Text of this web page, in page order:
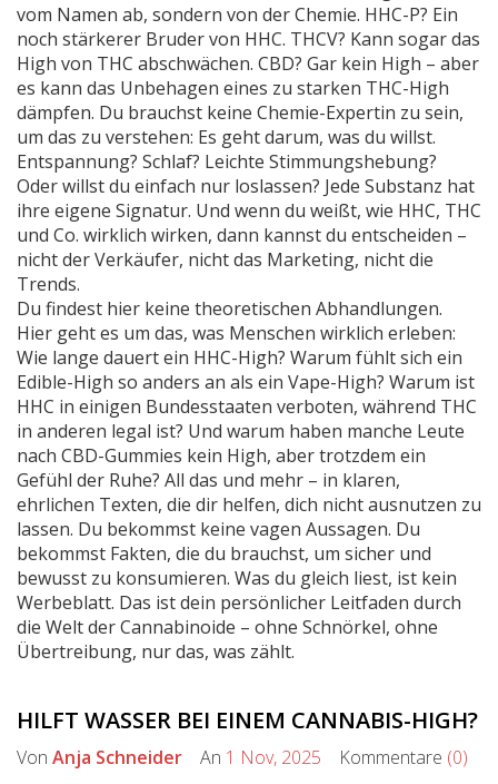
vom Namen ab, sondern von der Chemie. HHC-P? Ein
noch stärkerer Bruder von HHC. THCV? Kann sogar das
High von THC abschwächen. CBD? Gar kein High – aber
es kann das Unbehagen eines zu starken THC-High
dämpfen. Du brauchst keine Chemie-Expertin zu sein,
um das zu verstehen: Es geht darum, was du willst.
Entspannung? Schlaf? Leichte Stimmungshebung?
Oder willst du einfach nur loslassen? Jede Substanz hat
ihre eigene Signatur. Und wenn du weißt, wie HHC, THC
und Co. wirklich wirken, dann kannst du entscheiden –
nicht der Verkäufer, nicht das Marketing, nicht die
Trends.
Du findest hier keine theoretischen Abhandlungen.
Hier geht es um das, was Menschen wirklich erleben:
Wie lange dauert ein HHC-High? Warum fühlt sich ein
Edible-High so anders an als ein Vape-High? Warum ist
HHC in einigen Bundesstaaten verboten, während THC
in anderen legal ist? Und warum haben manche Leute
nach CBD-Gummies kein High, aber trotzdem ein
Gefühl der Ruhe? All das und mehr – in klaren,
ehrlichen Texten, die dir helfen, dich nicht ausnutzen zu
lassen. Du bekommst keine vagen Aussagen. Du
bekommst Fakten, die du brauchst, um sicher und
bewusst zu konsumieren. Was du gleich liest, ist kein
Werbeblatt. Das ist dein persönlicher Leitfaden durch
die Welt der Cannabinoide – ohne Schnörkel, ohne
Übertreibung, nur das, was zählt.
HILFT WASSER BEI EINEM CANNABIS-HIGH?
Von Anja Schneider An 1 Nov, 2025 Kommentare (0)